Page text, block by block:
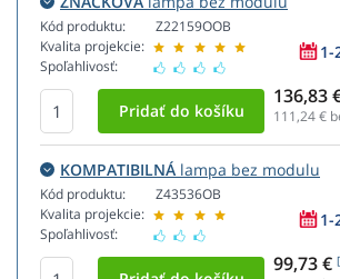
Kód produktu:
Kvalita projekcie:
Spoľahlivosť:
Z22159OOB
1-
136,83
111,24€
KOMPATIBILNÁ lampa bez modulu
Kód produktu:
Kvalita projekcie:
Spoľahlivosť:
Z43536OB
1-
99,73 €